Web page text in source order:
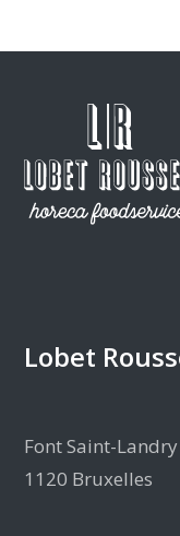
Lobet
Font Saint-Landry
1120 Bruxelles